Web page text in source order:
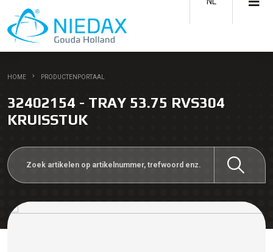
HOME PRODUCTENPORTAAL
32402154 - TRAY 53.75 RVS304
KRUISSTUK